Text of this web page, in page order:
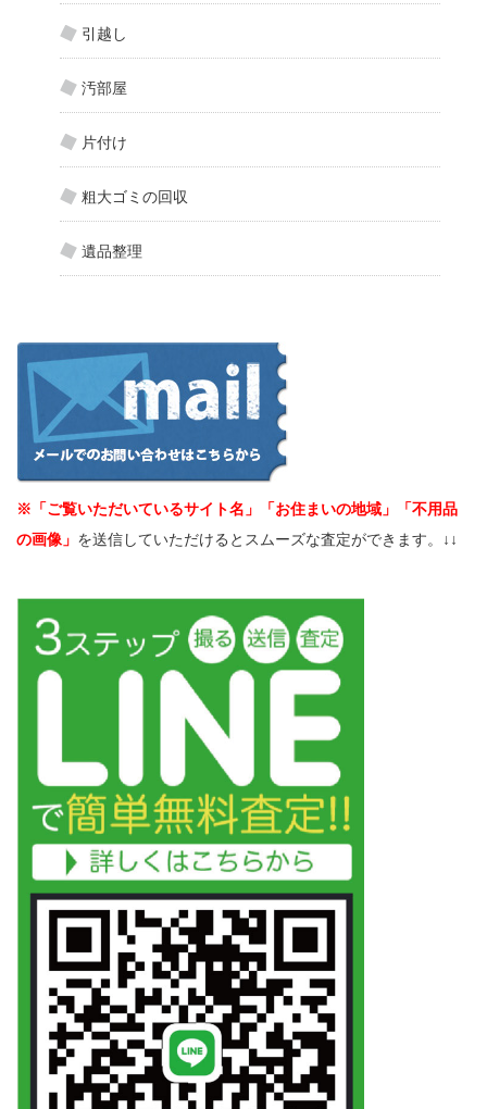
引越し
汚部屋
片付け
粗大ゴミの回収
遺品整理
※「ご覧いただいているサイト名」「お住まいの地域」「不用品
の画像」 を送信していただけるとスムーズな査定ができます。↓↓